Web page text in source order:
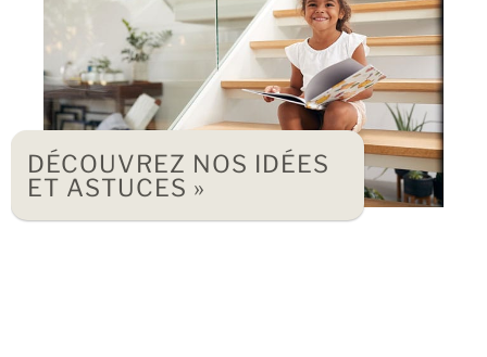
DÉCOUVREZ NOS IDÉES
ET ASTUCES »